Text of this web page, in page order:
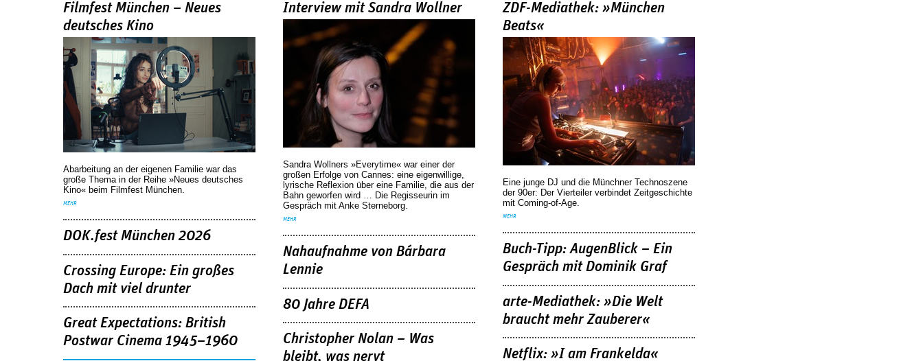
Filmfest München – Neues
deutsches Kino
Abarbeitung an der eigenen Familie war das
große Thema in der Reihe »Neues deutsches
Kino« beim Filmfest München.
MEHR
DOK.fest München 2026
Crossing Europe: Ein großes
Dach mit viel drunter
Great Expectations: British
Postwar Cinema 1945–1960
Interview mit Sandra Wollner
Sandra Wollners »Everytime« war einer der
großen Erfolge von Cannes: eine eigenwillige,
lyrische Reflexion über eine ­Familie, die aus der
Bahn geworfen wird … Die Regisseurin im
Gespräch mit Anke Sterneborg.
MEHR
Nahaufnahme von Bárbara
Lennie
80 Jahre DEFA
Christopher Nolan – Was
bleibt, was nervt
ZDF-Mediathek: »München
Beats«
Eine junge DJ und die Münchner Technoszene
der 90er: Der Vierteiler verbindet Zeitgeschichte
mit Coming-of-Age.
MEHR
Buch-Tipp: AugenBlick – Ein
Gespräch mit Dominik Graf
arte-Mediathek: »Die Welt
braucht mehr Zauberer«
Netflix: »I am Frankelda«